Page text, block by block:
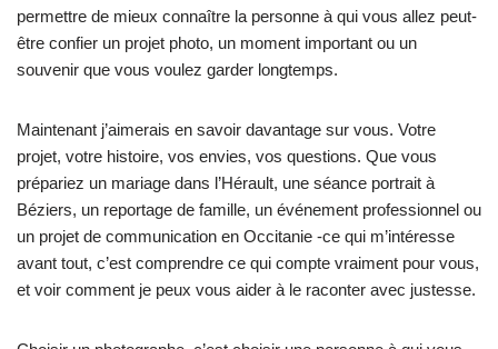
permettre de mieux connaître la personne à qui vous allez peut-
être confier un projet photo, un moment important ou un
souvenir que vous voulez garder longtemps.
Maintenant j’aimerais en savoir davantage sur vous. Votre
projet, votre histoire, vos envies, vos questions. Que vous
prépariez un mariage dans l’Hérault, une séance portrait à
Béziers, un reportage de famille, un événement professionnel ou
un projet de communication en Occitanie -ce qui m’intéresse
avant tout, c’est comprendre ce qui compte vraiment pour vous,
et voir comment je peux vous aider à le raconter avec justesse.